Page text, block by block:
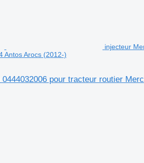
injecteur
Antos Arocs (2012-)
pour tracteur routier